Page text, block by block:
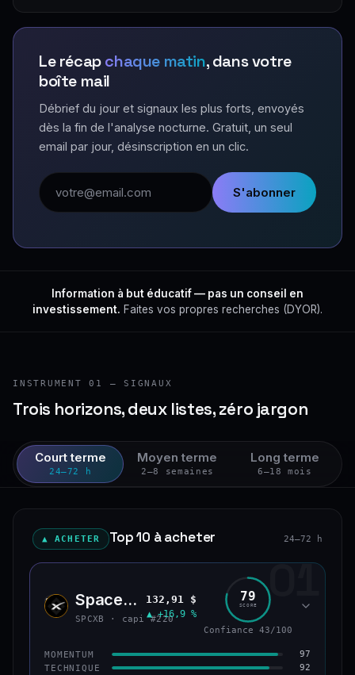
Le récapchaque matin, dans votre
boîte mail
Débrief du jour et signaux les plus forts, envoyés
dès la fin de l'analyse nocturne. Gratuit, un seul
email par jour, désinscription en un clic.
Adresse email
S'abonner
Information à but éducatif — pas un conseil en
investissement. Faites vos propres recherches (DYOR).
INSTRUMENT 01 — SIGNAUX
Trois horizons, deux listes, zéro jargon
Court terme
24–72 h
Moyen terme
2–8 semaines
Long terme
6–18 mois
▲ ACHETER Top 10 à acheter 24–72 h
01
SPCX SpaceX (bStocks Tokenized Stock)
SPCXB · capi #220
132,91 $
▲ +16,9 %
79
SCORE
Confiance 43/100
MOMENTUM 97
TECHNIQUE 92